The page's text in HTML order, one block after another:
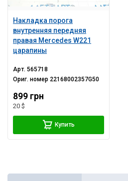
Накладка порога
внутренняя передняя
правая Mercedes W221
царапины
Арт.565718
Ориг. номер 22168002357G50
899 грн
20 $
Купить